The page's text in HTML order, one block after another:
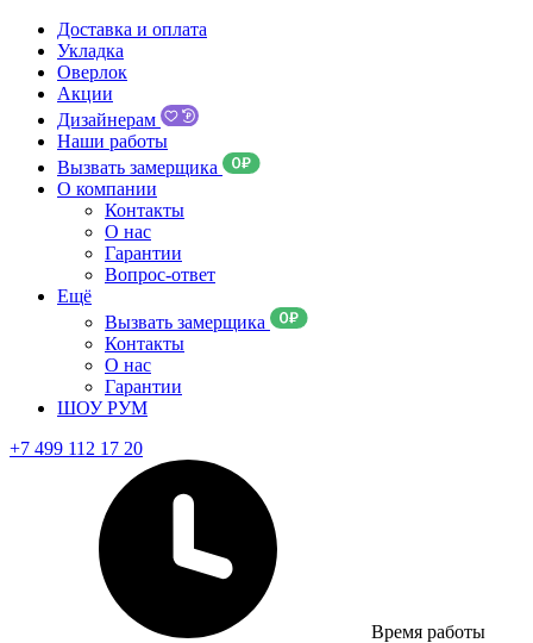
Доставка и оплата
Укладка
Оверлок
Акции
Дизайнерам
Наши работы
Вызвать замерщика
О компании
Контакты
О нас
Гарантии
Вопрос-ответ
Ещё
Вызвать замерщика
Контакты
О нас
Гарантии
ШОУ РУМ
+7 499 112 17 20
Время работы